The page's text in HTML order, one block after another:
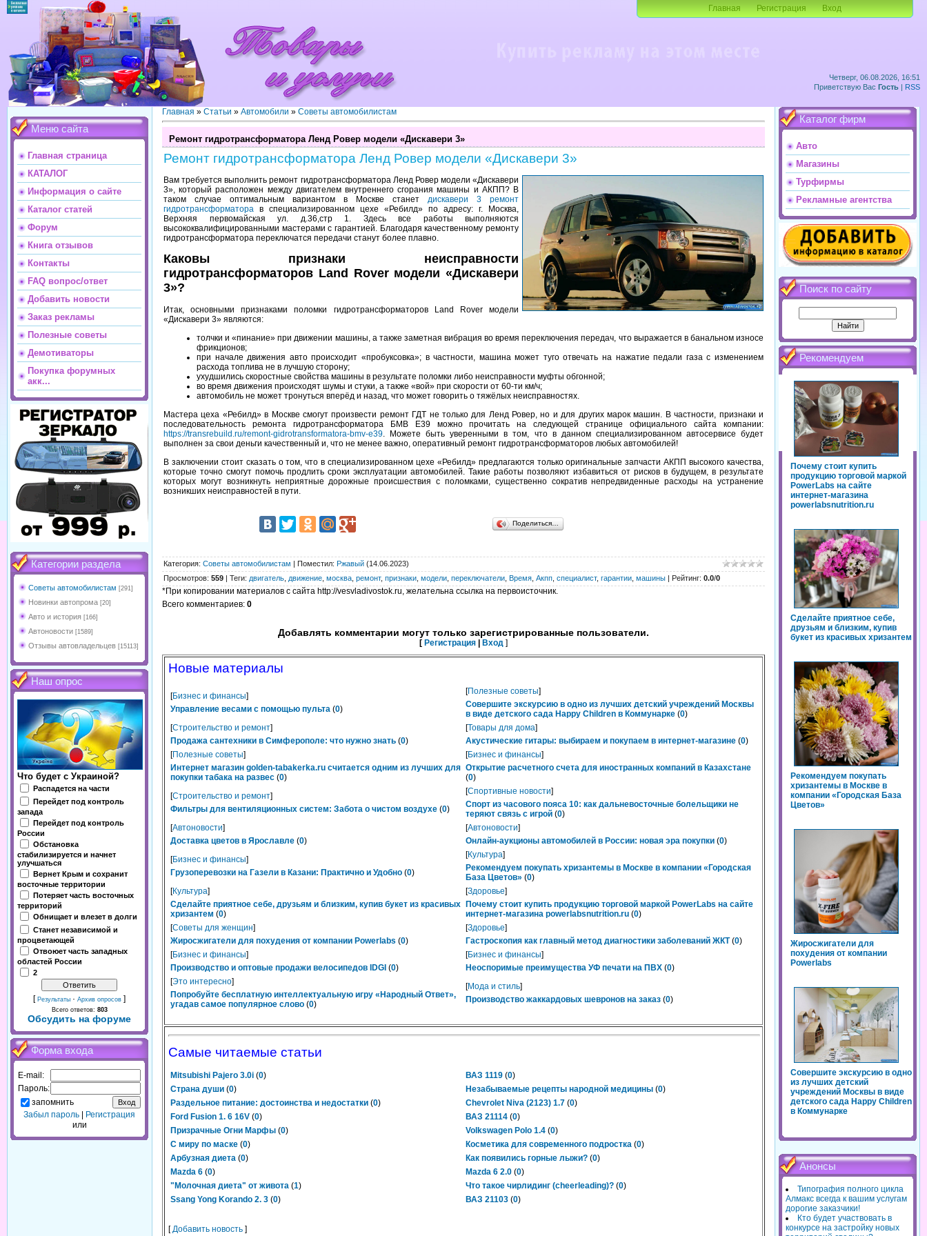
Четверг, 06.08.2026, 16:51
Приветствую Вас Гость | RSS
Главная Регистрация Вход
Меню сайта
Главная страница
КАТАЛОГ
Информация о сайте
Каталог статей
Форум
Книга отзывов
Контакты
FAQ вопрос/ответ
Добавить новости
Заказ рекламы
Полезные советы
Демотиваторы
Покупка форумных
акк...
Категории раздела
Советы автомобилистам [291]
Новинки автопрома [20]
Авто и история [166]
Автоновости [1589]
Отзывы автовладельцев [15113]
Наш опрос
Что будет с Украиной?
Распадется на части
Перейдет под контроль
запада
Перейдет под контроль
России
Обстановка
стабилизируется и начнет
улучшаться
Вернет Крым и сохранит
восточные территории
Потеряет часть восточных
территорий
Обнищает и влезет в долги
Станет независимой и
процветающей
Отвоюет часть западных
областей России
2
[ Результаты · Архив опросов ]
Всего ответов: 803
Обсудить на форуме
Форма входа
E-mail:
Пароль:
запомнить
Забыл пароль
Регистрация
или
Главная » Статьи » Автомобили » Советы автомобилистам
Ремонт гидротрансформатора Ленд Ровер модели «Дискавери 3»
Ремонт гидротрансформатора Ленд Ровер модели «Дискавери 3»
Вам требуется выполнить ремонт гидротрансформатора Ленд Ровер модели «Дискавери
3», который расположен между двигателем внутреннего сгорания машины и АКПП? В
таком случае оптимальным вариантом в Москве станет дискавери 3 ремонт
гидротрансформатора в специализированном цехе «Ребилд» по адресу: г. Москва,
Верхняя первомайская ул. д.36,стр 1. Здесь все работы выполняются
высококвалифицированными мастерами с гарантией. Благодаря качественному ремонту
гидротрансформатора переключатся передачи станут более плавно.
Каковы признаки неисправности
гидротрансформаторов Land Rover модели «Дискавери
3»?
Итак, основными признаками поломки гидротрансформаторов Land Rover модели
«Дискавери 3» являются:
толчки и «пинание» при движении машины, а также заметная вибрация во время переключения передач, что выражается в банальном износе
фрикционов;
при начале движения авто происходит «пробуксовка»; в частности, машина может туго отвечать на нажатие педали газа с изменением
расхода топлива не в лучшую сторону;
ухудшились скоростные свойства машины в результате поломки либо неисправности муфты обгонной;
во время движения происходят шумы и стуки, а также «вой» при скорости от 60-ти км/ч;
автомобиль не может тронуться вперёд и назад, что может говорить о тяжёлых неисправностях.
Мастера цеха «Ребилд» в Москве смогут произвести ремонт ГДТ не только для Ленд Ровер, но и для других марок машин. В частности, признаки и
последовательность ремонта гидротрансформатора БМВ Е39 можно прочитать на следующей странице официального сайта компании:
https://transrebuild.ru/remont-gidrotransformatora-bmv-e39. Можете быть уверенными в том, что в данном специализированном автосервисе будет
выполнен за свои деньги качественный и, что не менее важно, оперативный ремонт гидротрансформаторов любых автомобилей!
В заключении стоит сказать о том, что в специализированном цехе «Ребилд» предлагаются только оригинальные запчасти АКПП высокого качества,
которые точно смогут помочь продлить сроки эксплуатации автомобилей. Такие работы позволяют избавиться от рисков в будущем, в результате
которых могут возникнуть неприятные дорожные происшествия с поломками, существенно сократив непредвиденные расходы на устранение
возникших неисправностей в пути.
Поделиться…
Категория: Советы автомобилистам | Поместил: Ржавый (14.06.2023)
Просмотров: 559 | Теги: двигатель движение москва ремонт, признаки модели переключатели Время Акпп специалист, гарантии машины | Рейтинг: 0.0/0
*При копировании материалов с сайта http://vesvladivostok.ru, желательна ссылка на первоисточник.
Всего комментариев: 0
Добавлять комментарии могут только зарегистрированные пользователи.
[ Регистрация Вход ]
Новые материалы
[Бизнес и финансы]
Управление весами с помощью пульта (0)
[Полезные советы]
Совершите экскурсию в одно из лучших детский учреждений Москвы
в виде детского сада Happy Children в Коммунарке (0)
[Строительство и ремонт]
Продажа сантехники в Симферополе: что нужно знать (0)
[Товары для дома]
Акустические гитары: выбираем и покупаем в интернет-магазине (0)
[Полезные советы]
Интернет магазин golden-tabakerka.ru считается одним из лучших для
покупки табака на развес (0)
[Бизнес и финансы]
Открытие расчетного счета для иностранных компаний в Казахстане
(0)
[Строительство и ремонт]
Фильтры для вентиляционных систем: Забота о чистом воздухе (0)
[Спортивные новости]
Спорт из часового пояса 10: как дальневосточные болельщики не
теряют связь с игрой (0)
[Автоновости]
Доставка цветов в Ярославле (0)
[Автоновости]
Онлайн-аукционы автомобилей в России: новая эра покупки (0)
[Бизнес и финансы]
Грузоперевозки на Газели в Казани: Практично и Удобно (0)
[Культура]
Рекомендуем покупать хризантемы в Москве в компании «Городская
База Цветов» (0)
[Культура]
Сделайте приятное себе, друзьям и близким, купив букет из красивых
хризантем (0)
[Здоровье]
Почему стоит купить продукцию торговой маркой PowerLabs на сайте
интернет-магазина powerlabsnutrition.ru (0)
[Советы для женщин]
Жиросжигатели для похудения от компании Powerlabs (0)
[Здоровье]
Гастроскопия как главный метод диагностики заболеваний ЖКТ (0)
[Бизнес и финансы]
Производство и оптовые продажи велосипедов IDGI (0)
[Бизнес и финансы]
Неоспоримые преимущества УФ печати на ПВХ (0)
[Это интересно]
Попробуйте бесплатную интеллектуальную игру «Народный Ответ»,
угадав самое популярное слово (0)
[Мода и стиль]
Производство жаккардовых шевронов на заказ (0)
Самые читаемые статьи
Mitsubishi Pajero 3.0i (0) ВАЗ 1119 (0)
Страна души (0) Незабываемые рецепты народной медицины (0)
Раздельное питание: достоинства и недостатки (0) Chevrolet Niva (2123) 1.7 (0)
Ford Fusion 1. 6 16V (0) ВАЗ 21114 (0)
Призрачные Огни Марфы (0) Volkswagen Polo 1.4 (0)
С миру по маске (0) Косметика для современного подростка (0)
Арбузная диета (0) Как появились горные лыжи? (0)
Mazda 6 (0) Mazda 6 2.0 (0)
"Молочная диета" от живота (1) Что такое чирлидинг (cheerleading)? (0)
Ssang Yong Korando 2. 3 (0) ВАЗ 21103 (0)
[Добавить новость ]
Каталог фирм
Авто
Магазины
Турфирмы
Рекламные агентства
Поиск по сайту
Рекомендуем
Почему стоит купить
продукцию торговой маркой
PowerLabs на сайте
интернет-магазина
powerlabsnutrition.ru
Сделайте приятное себе,
друзьям и близким, купив
букет из красивых хризантем
Рекомендуем покупать
хризантемы в Москве в
компании «Городская База
Цветов»
Жиросжигатели для
похудения от компании
Powerlabs
Совершите экскурсию в одно
из лучших детский
учреждений Москвы в виде
детского сада Happy Children
в Коммунарке
Анонсы
Типография полного цикла
Алмакс всегда к вашим услугам
дорогие заказчики!
Кто будет участвовать в
конкурсе на застройку новых